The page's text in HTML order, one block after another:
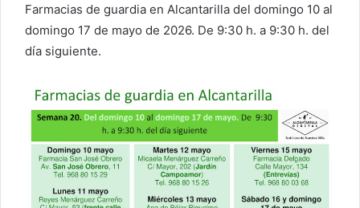
Farmacias de guardia en Alcantarilla del domingo 10 al
domingo 17 de mayo de 2026. De 9:30 h. a 9:30 h. del
día siguiente.